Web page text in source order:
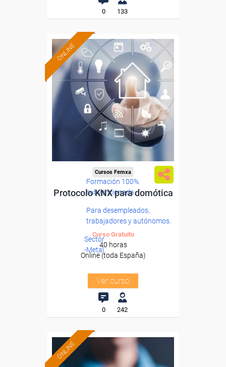
0 133
ONLINE
Formación 100%
subvencionada.
Para desempleados,
trabajadores y autónomos.
Sector
-Metal.
Cursos Femxa
Protocolo KNX para domótica
Curso Gratuito
40 horas
Online (toda España)
Ver curso
0 242
ONLINE